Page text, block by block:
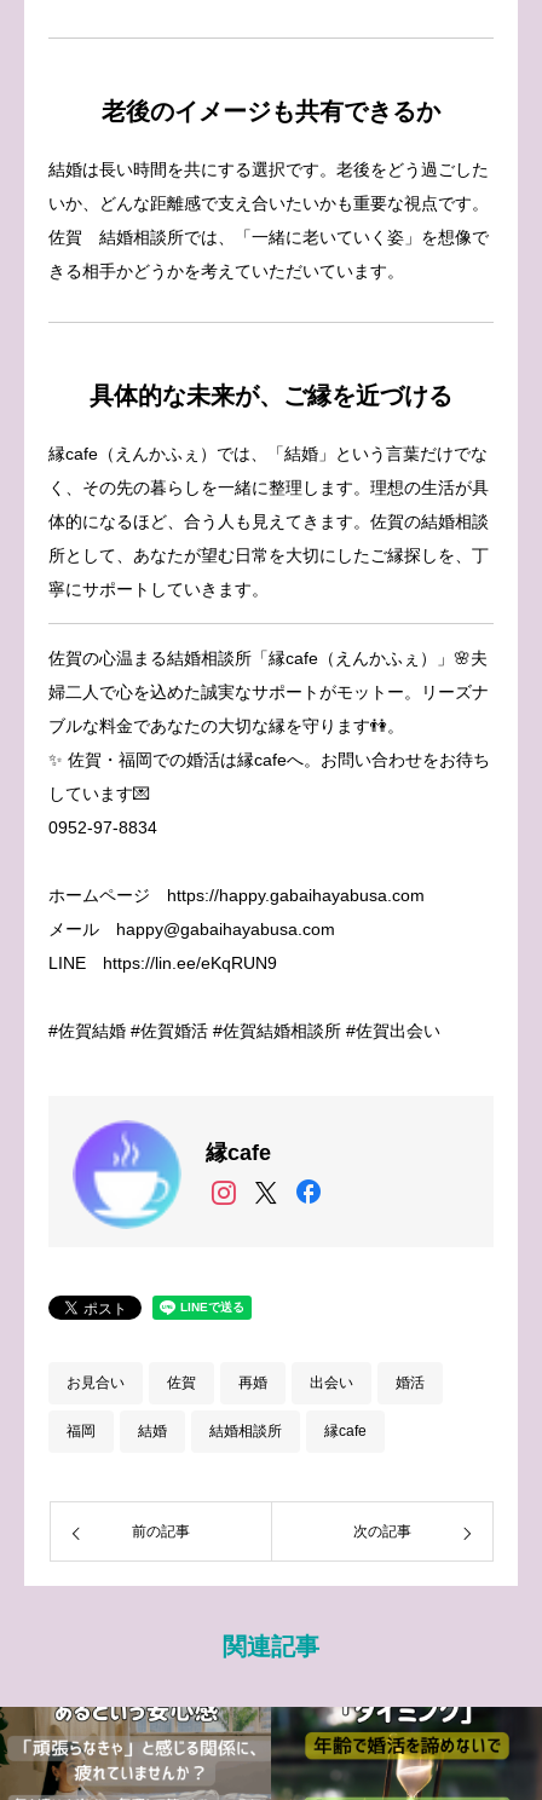
老後のイメージも共有できるか
結婚は長い時間を共にする選択です。老後をどう過ごした
いか、どんな距離感で支え合いたいかも重要な視点です。
佐賀 結婚相談所では、「一緒に老いていく姿」を想像で
きる相手かどうかを考えていただいています。
具体的な未来が、ご縁を近づける
縁cafe（えんかふぇ）では、「結婚」という言葉だけでな
く、その先の暮らしを一緒に整理します。理想の生活が具
体的になるほど、合う人も見えてきます。佐賀の結婚相談
所として、あなたが望む日常を大切にしたご縁探しを、丁
寧にサポートしていきます。
佐賀の心温まる結婚相談所「縁cafe（えんかふぇ）」🌸夫
婦二人で心を込めた誠実なサポートがモットー。リーズナ
ブルな料金であなたの大切な縁を守ります👫。
✨ 佐賀・福岡での婚活は縁cafeへ。お問い合わせをお待ち
しています💌
0952-97-8834
ホームページ https://happy.gabaihayabusa.com
メール happy@gabaihayabusa.com
LINE https://lin.ee/eKqRUN9
#佐賀結婚 #佐賀婚活 #佐賀結婚相談所 #佐賀出会い
縁cafe
お見合い 佐賀 再婚 出会い 婚活
福岡 結婚 結婚相談所 縁cafe
前の記事 次の記事
関連記事